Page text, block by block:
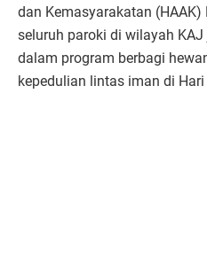
dan Kemasyarakatan
seluruh paroki di wilayah
dalam program berbagi
kepedulian lintas iman di